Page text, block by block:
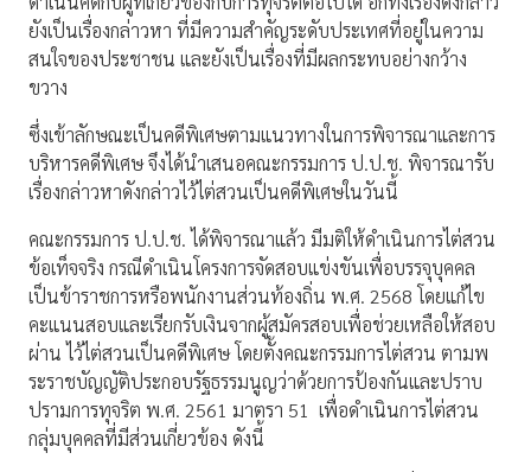
ยังเป็นเรื่องกล่าวหา ที่มีความสำคัญระดับประเทศที่อยู่ในความ
สนใจของประชาชน และยังเป็นเรื่องที่มีผลกระทบอย่างกว้าง
ขวาง
ซึ่งเข้าลักษณะเป็นคดีพิเศษตามแนวทางในการพิจารณาและการ
บริหารคดีพิเศษ จึงได้นำเสนอคณะกรรมการ ป.ป.ช. พิจารณารับ
เรื่องกล่าวหาดังกล่าวไว้ไต่สวนเป็นคดีพิเศษในวันนี้
คณะกรรมการ ป.ป.ช. ได้พิจารณาแล้ว มีมติให้ดำเนินการไต่สวน
ข้อเท็จจริง กรณีดำเนินโครงการจัดสอบแข่งขันเพื่อบรรจุบุคคล
เป็นข้าราชการหรือพนักงานส่วนท้องถิ่น พ.ศ. 2568 โดยแก้ไข
คะแนนสอบและเรียกรับเงินจากผู้สมัครสอบเพื่อช่วยเหลือให้สอบ
ผ่าน ไว้ไต่สวนเป็นคดีพิเศษ โดยตั้งคณะกรรมการไต่สวน ตามพ
ระราชบัญญัติประกอบรัฐธรรมนูญว่าด้วยการป้องกันและปราบ
ปรามการทุจริต พ.ศ. 2561 มาตรา 51 เพื่อดำเนินการไต่สวน
กลุ่มบุคคลที่มีส่วนเกี่ยวข้อง ดังนี้